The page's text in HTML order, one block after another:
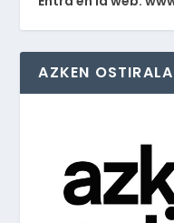
AZKEN OSTIRALA